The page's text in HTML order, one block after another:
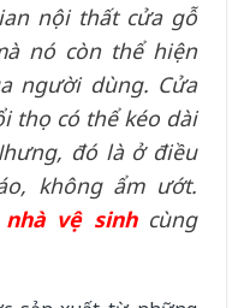
nội thất cửa gỗ
nó còn thể hiện
người dùng. Cửa
thọ có thể kéo dài
đó là ở điều
không ẩm ướt.
vệ sinh cùng